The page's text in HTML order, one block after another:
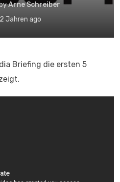
Arne Schreiber
Jahren ago
Briefing die ersten 5